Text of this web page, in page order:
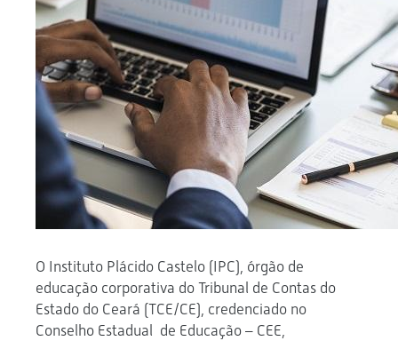
O Instituto Plácido Castelo (IPC), órgão de
educação corporativa do Tribunal de Contas do
Estado do Ceará (TCE/CE), credenciado no
Conselho Estadual de Educação – CEE,